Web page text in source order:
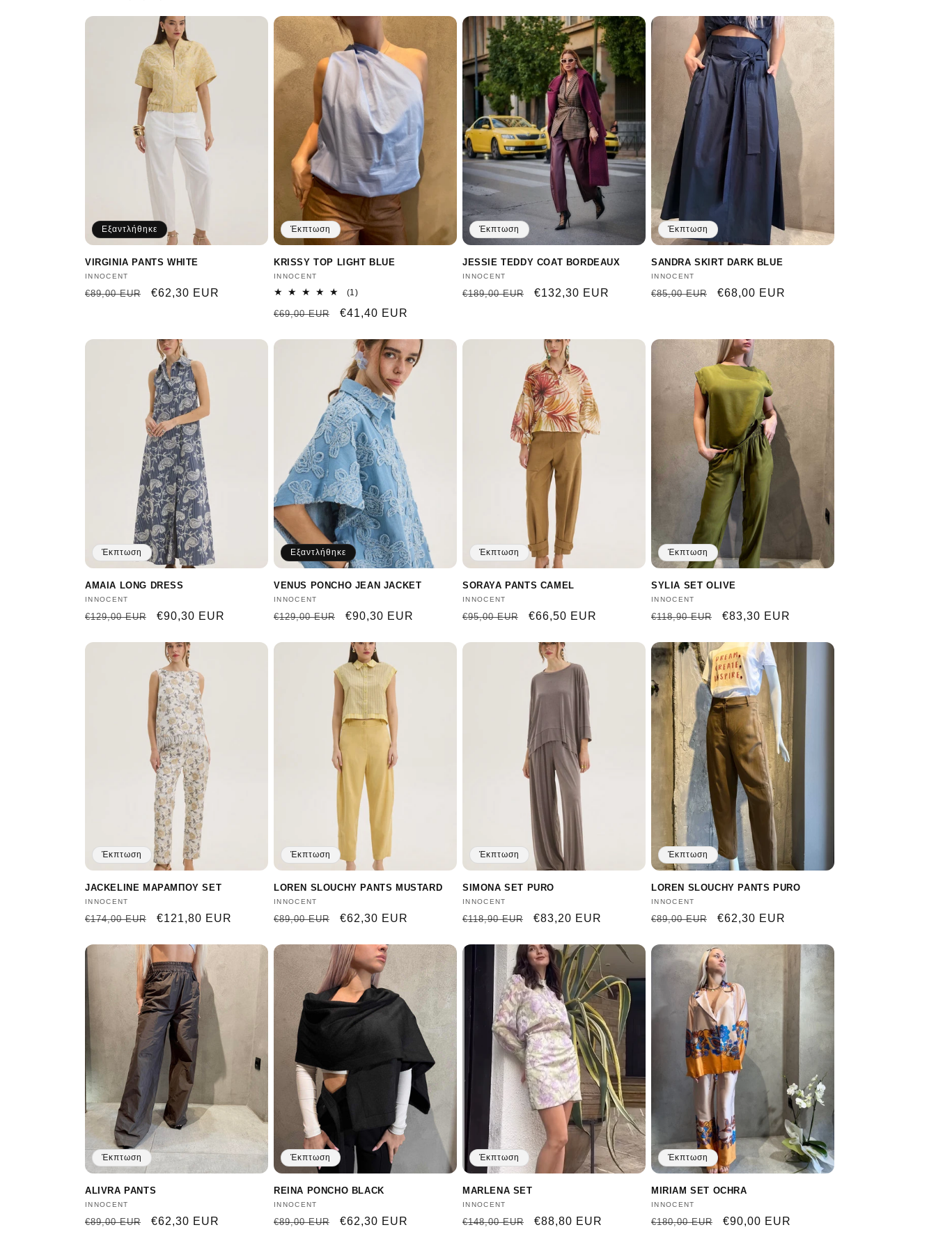
λ
Εξαντλήθηκε
VIRGINIA PANTS WHITE
Προμηθευτής:
INNOCENT
Κανονική
€89,00 EUR
Τιμή
€62,30 EUR
Έκπτωση
KRISSY TOP LIGHT BLUE
Προμηθευτής:
INNOCENT
(1)1
κριτικών
Κανονική
€69,00 EUR
Τιμή
€41,40 EUR
Έκπτωση
JESSIE TEDDY COAT BORDEAUX
Προμηθευτής:
INNOCENT
Κανονική
€189,00 EUR
Τιμή
€132,30 EUR
Έκπτωση
SANDRA SKIRT DARK BLUE
Προμηθευτής:
INNOCENT
Κανονική
€85,00 EUR
Τιμή
€68,00 EUR
Έκπτωση
AMAIA LONG DRESS
Προμηθευτής:
INNOCENT
Κανονική
€129,00 EUR
Τιμή
€90,30 EUR
Εξαντλήθηκε
VENUS PONCHO JEAN JACKET
Προμηθευτής:
INNOCENT
Κανονική
€129,00 EUR
Τιμή
€90,30 EUR
Έκπτωση
SORAYA PANTS CAMEL
Προμηθευτής:
INNOCENT
Κανονική
€95,00 EUR
Τιμή
€66,50 EUR
Έκπτωση
SYLIA SET OLIVE
Προμηθευτής:
INNOCENT
Κανονική
€118,90 EUR
Τιμή
€83,30 EUR
Έκπτωση
JACKELINE ΜΑΡΑΜΠΟΥ SET
Προμηθευτής:
INNOCENT
Κανονική
€174,00 EUR
Τιμή
€121,80 EUR
Έκπτωση
LOREN SLOUCHY PANTS MUSTARD
Προμηθευτής:
INNOCENT
Κανονική
€89,00 EUR
Τιμή
€62,30 EUR
Έκπτωση
SIMONA SET PURO
Προμηθευτής:
INNOCENT
Κανονική
€118,90 EUR
Τιμή
€83,20 EUR
Έκπτωση
LOREN SLOUCHY PANTS PURO
Προμηθευτής:
INNOCENT
Κανονική
€89,00 EUR
Τιμή
€62,30 EUR
Έκπτωση
ALIVRA PANTS
Προμηθευτής:
INNOCENT
Κανονική
€89,00 EUR
Τιμή
€62,30 EUR
Έκπτωση
REINA PONCHO BLACK
Προμηθευτής:
INNOCENT
Κανονική
€89,00 EUR
Τιμή
€62,30 EUR
Έκπτωση
MARLENA SET
Προμηθευτής:
INNOCENT
Κανονική
€148,00 EUR
Τιμή
€88,80 EUR
Έκπτωση
MIRIAM SET OCHRA
Προμηθευτής:
INNOCENT
Κανονική
€180,00 EUR
Τιμή
€90,00 EUR